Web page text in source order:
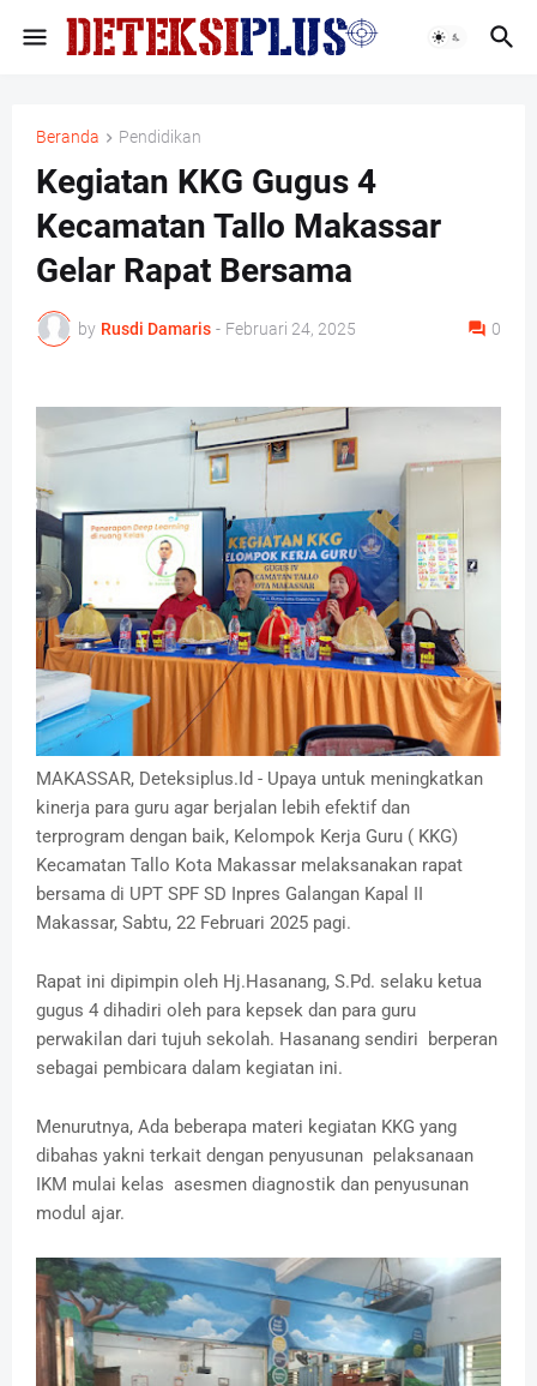
Beranda Pendidikan
Kegiatan KKG Gugus 4
Kecamatan Tallo Makassar
Gelar Rapat Bersama
by Rusdi Damaris - Februari 24, 2025 0
MAKASSAR, Deteksiplus.Id - Upaya untuk meningkatkan
kinerja para guru agar berjalan lebih efektif dan
terprogram dengan baik, Kelompok Kerja Guru ( KKG)
Kecamatan Tallo Kota Makassar melaksanakan rapat
bersama di UPT SPF SD Inpres Galangan Kapal II
Makassar, Sabtu, 22 Februari 2025 pagi.
Rapat ini dipimpin oleh Hj.Hasanang, S.Pd. selaku ketua
gugus 4 dihadiri oleh para kepsek dan para guru
perwakilan dari tujuh sekolah. Hasanang sendiri berperan
sebagai pembicara dalam kegiatan ini.
Menurutnya, Ada beberapa materi kegiatan KKG yang
dibahas yakni terkait dengan penyusunan pelaksanaan
IKM mulai kelas asesmen diagnostik dan penyusunan
modul ajar.